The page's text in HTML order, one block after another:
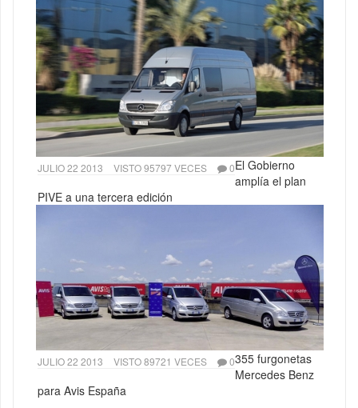
JULIO 22 2013 VISTO 95797 VECES 0El Gobierno
amplía el plan
PIVE a una tercera edición
JULIO 22 2013 VISTO 89721 VECES 0355 furgonetas
Mercedes Benz
para Avis España